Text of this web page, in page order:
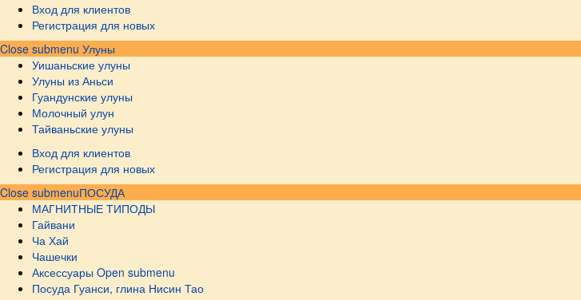
Вход для клиентов
Регистрация для новых
Close submenu Улуны
Уишаньские улуны
Улуны из Аньси
Гуандунские улуны
Молочный улун
Тайваньские улуны
Вход для клиентов
Регистрация для новых
Close submenuПОСУДА
МАГНИТНЫЕ ТИПОДЫ
Гайвани
Ча Хай
Чашечки
Аксессуары Open submenu
Посуда Гуанси, глина Нисин Тао